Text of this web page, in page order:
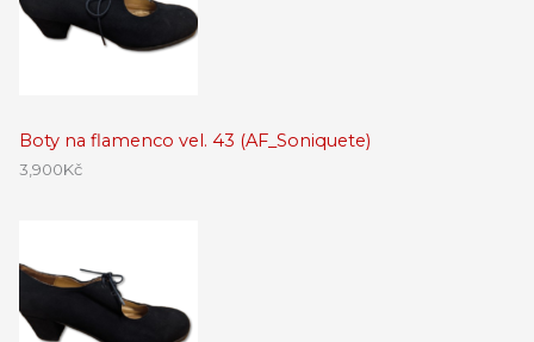
Boty na flamenco vel. 43 (AF_Soniquete)
3,900Kč